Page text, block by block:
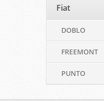
Fiat
DOBLO
FREEMONT
PUNTO